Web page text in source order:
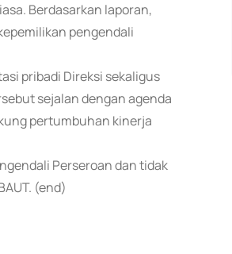
Berdasarkan laporan,
pengendali
pribadi Direksi sekaligus
sejalan dengan agenda
pertumbuhan kinerja
Perseroan dan tidak
(end)